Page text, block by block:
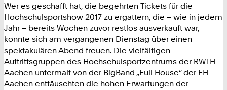
Wer es geschafft hat, die begehrten Tickets für die
Hochschulsportshow 2017 zu ergattern, die – wie in jedem
Jahr – bereits Wochen zuvor restlos ausverkauft war,
konnte sich am vergangenen Dienstag über einen
spektakulären Abend freuen. Die vielfältigen
Auftrittsgruppen des Hochschulsportzentrums der RWTH
Aachen untermalt von der BigBand „Full House“ der FH
Aachen enttäuschten die hohen Erwartungen der